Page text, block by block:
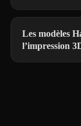
Les modèles
l’impression